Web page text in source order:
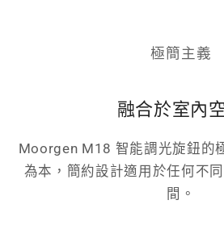
極簡主義
融合於室內
Moorgen M18 智能調光旋鈕的
為本，簡約設計適用於任何不
間。